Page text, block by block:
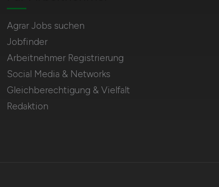
Agrar Jobs suchen
Jobfinder
Arbeitnehmer Registrierung
Social Media & Networks
Gleichberechtigung & Vielfalt
Redaktion